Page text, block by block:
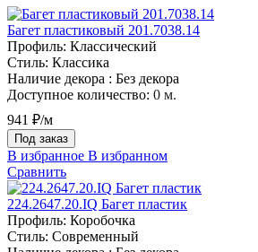
Багет пластиковый 201.7038.14
Профиль: Классический
Стиль: Классика
Наличие декора : Без декора
Доступное количество: 0 м.
941 ₽/м
Под заказ
В избранное В избранном
Сравнить
224.2647.20.IQ Багет пластик
Профиль: Коробочка
Стиль: Современный